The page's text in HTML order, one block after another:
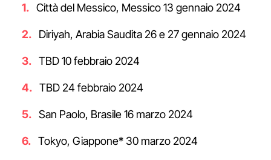
Città del Messico, Messico 13 gennaio 2024
Diriyah, Arabia Saudita 26 e 27 gennaio 2024
TBD 10 febbraio 2024
TBD 24 febbraio 2024
San Paolo, Brasile 16 marzo 2024
Tokyo, Giappone* 30 marzo 2024